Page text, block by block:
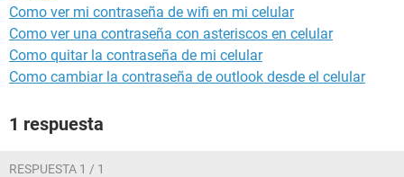
Como ver mi contraseña de wifi en mi celular
Como ver una contraseña con asteriscos en celular
Como quitar la contraseña de mi celular
Como cambiar la contraseña de outlook desde el celular
1 respuesta
RESPUESTA 1 / 1